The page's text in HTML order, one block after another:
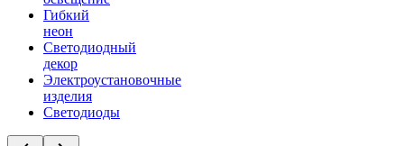
Гибкий
неон
Светодиодный
декор
Электроустановочные
изделия
Светодиоды